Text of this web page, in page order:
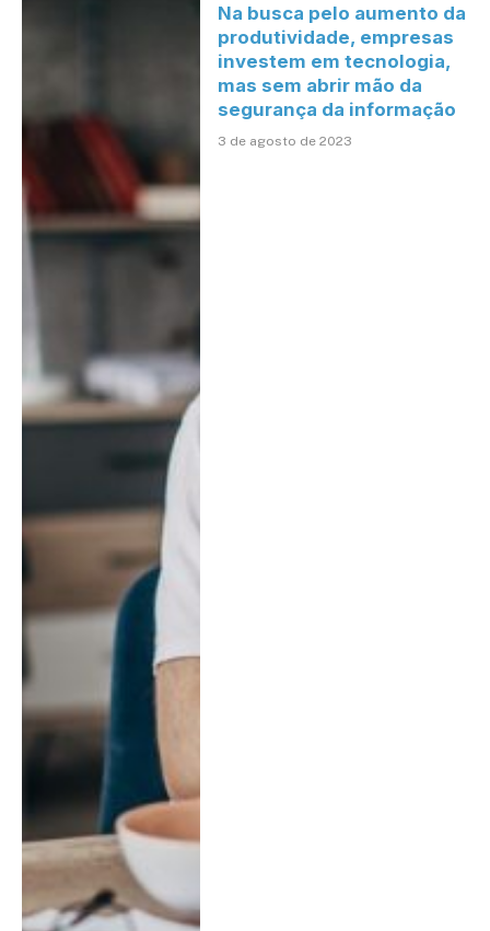
Na busca pelo aumento da
produtividade, empresas
investem em tecnologia,
mas sem abrir mão da
segurança da informação
3 de agosto de 2023